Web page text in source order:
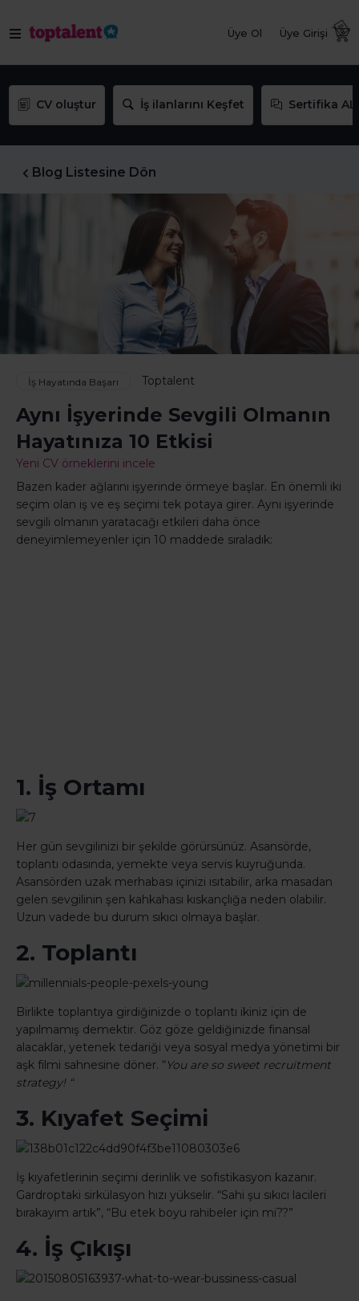
Üye Ol Üye Girişi
CV oluştur İş ilanlarını Keşfet Sertifika AL
Blog Listesine Dön
İş Hayatında Başarı Toptalent
Aynı İşyerinde Sevgili Olmanın
Hayatınıza 10 Etkisi
Yeni CV örneklerini incele
Bazen kader ağlarını işyerinde örmeye başlar. En önemli iki
seçim olan iş ve eş seçimi tek potaya girer. Aynı işyerinde
sevgili olmanın yaratacağı etkileri daha önce
deneyimlemeyenler için 10 maddede sıraladık:
1. İş Ortamı
Her gün sevgilinizi bir şekilde görürsünüz. Asansörde,
toplantı odasında, yemekte veya servis kuyruğunda.
Asansörden uzak merhabası içinizi ısıtabilir, arka masadan
gelen sevgilinin şen kahkahası kıskançlığa neden olabilir.
Uzun vadede bu durum sıkıcı olmaya başlar.
2. Toplantı
Birlikte toplantıya girdiğinizde o toplantı ikiniz için de
yapılmamış demektir. Göz göze geldiğinizde finansal
alacaklar, yetenek tedariği veya sosyal medya yönetimi bir
aşk filmi sahnesine döner. “ You are so sweet recruitment
strategy! “
3. Kıyafet Seçimi
İş kıyafetlerinin seçimi derinlik ve sofistikasyon kazanır.
Gardroptaki sirkülasyon hızı yükselir. “Sahi şu sıkıcı lacileri
bırakayım artık”, “Bu etek boyu rahibeler için mi??”
4. İş Çıkışı